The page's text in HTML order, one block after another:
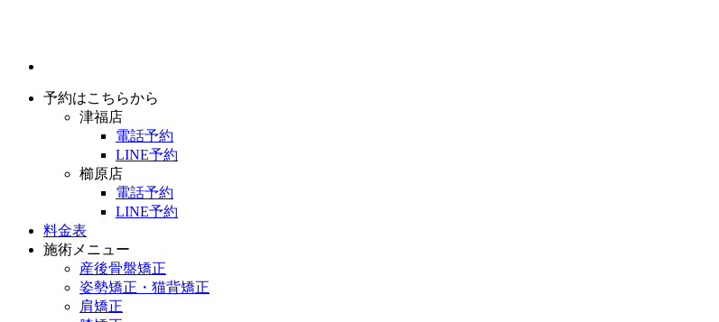
予約はこちらから
津福店
電話予約
LINE予約
櫛原店
電話予約
LINE予約
料金表
施術メニュー
産後骨盤矯正
姿勢矯正・猫背矯正
肩矯正